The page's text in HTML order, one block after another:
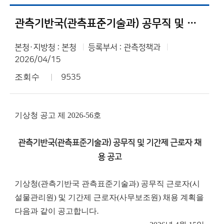
관측기반국(관측표준기술과) 공무직 및 기간제 근로자 채용 공고
본청·지방청 : 본청
등록부서 : 관측정책과
2026/04/15
조회수 9535
기상청 공고 제 2026-56호
관측기반국(관측표준기술과) 공무직 및 기간제 근로자 채
용 공고
기상청(관측기반국 관측표준기술과) 공무직 근로자(시
설물관리원) 및 기간제 근로자(사무보조원) 채용 계획을
다음과 같이 공고합니다.